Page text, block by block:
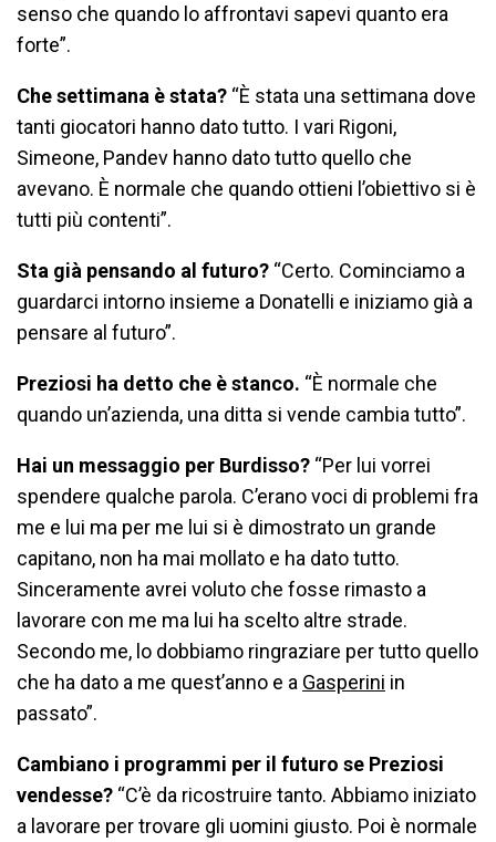
senso che quando lo affrontavi sapevi quanto era
forte”.
Che settimana è stata? “È stata una settimana dove
tanti giocatori hanno dato tutto. I vari Rigoni,
Simeone, Pandev hanno dato tutto quello che
avevano. È normale che quando ottieni l’obiettivo si è
tutti più contenti”.
Sta già pensando al futuro? “Certo. Cominciamo a
guardarci intorno insieme a Donatelli e iniziamo già a
pensare al futuro”.
Preziosi ha detto che è stanco. “È normale che
quando un’azienda, una ditta si vende cambia tutto”.
Hai un messaggio per Burdisso? “Per lui vorrei
spendere qualche parola. C’erano voci di problemi fra
me e lui ma per me lui si è dimostrato un grande
capitano, non ha mai mollato e ha dato tutto.
Sinceramente avrei voluto che fosse rimasto a
lavorare con me ma lui ha scelto altre strade.
Secondo me, lo dobbiamo ringraziare per tutto quello
che ha dato a me quest’anno e a Gasperini in
passato”.
Cambiano i programmi per il futuro se Preziosi
vendesse? “C’è da ricostruire tanto. Abbiamo iniziato
a lavorare per trovare gli uomini giusto. Poi è normale